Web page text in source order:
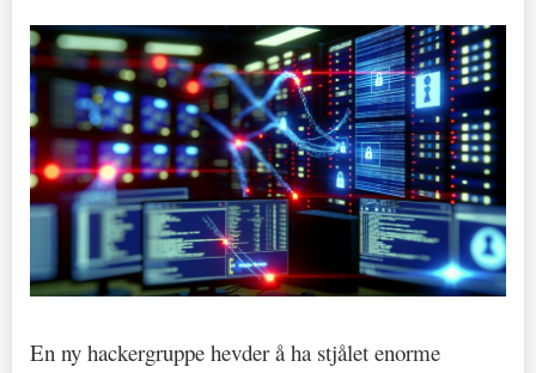
En ny hackergruppe hevder å ha stjålet enorme